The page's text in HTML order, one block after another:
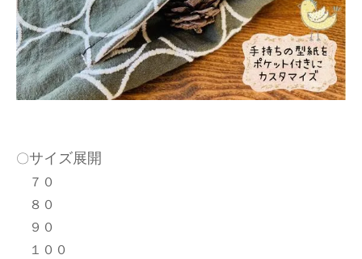
〇サイズ展開
７０
８０
９０
１００